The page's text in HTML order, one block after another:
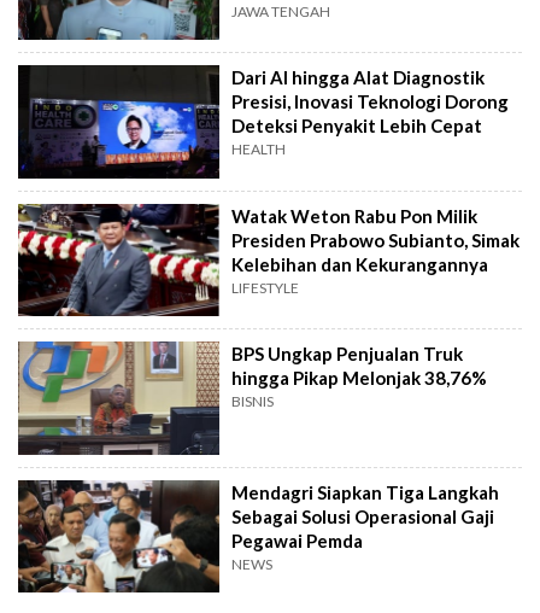
JAWA TENGAH
Dari AI hingga Alat Diagnostik
Presisi, Inovasi Teknologi Dorong
Deteksi Penyakit Lebih Cepat
HEALTH
Watak Weton Rabu Pon Milik
Presiden Prabowo Subianto, Simak
Kelebihan dan Kekurangannya
LIFESTYLE
BPS Ungkap Penjualan Truk
hingga Pikap Melonjak 38,76%
BISNIS
Mendagri Siapkan Tiga Langkah
Sebagai Solusi Operasional Gaji
Pegawai Pemda
NEWS